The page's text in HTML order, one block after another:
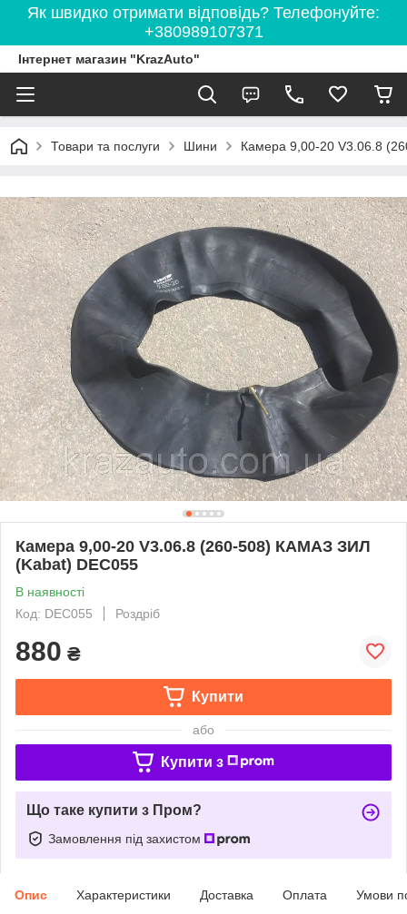
Як швидко отримати відповідь? Телефонуйте:
+380989107371
Інтернет магазин "KrazAuto"
Товари та послуги Шини Камера 9,00-20 V3.06.8
Камера 9,00-20 V3.06.8 (260-508) КАМАЗ ЗИЛ
(Kabat) DEC055
В наявності
Код: DEC055
Роздріб
880 ₴
Купити
або
Купити з
Що таке купити з Пром?
Замовлення під захистом
Опис Характеристики Доставка Оплата Умови